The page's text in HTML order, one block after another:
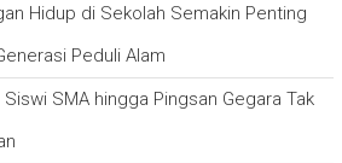
Hidup di Sekolah Semakin Penting
Peduli Alam
SMA hingga Pingsan Gegara Tak